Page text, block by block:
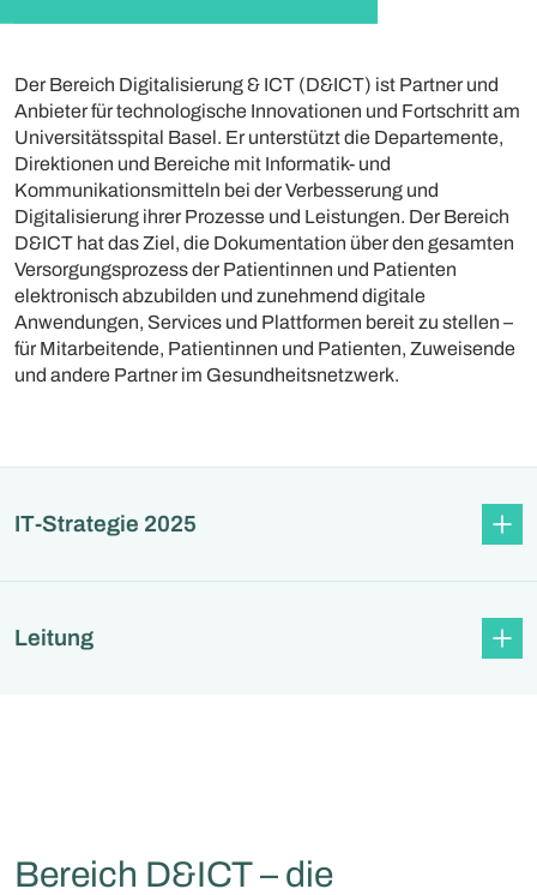
Der Bereich Digitalisierung & ICT (D&ICT) ist Partner und
Anbieter für technologische Innovationen und Fortschritt am
Universitätsspital Basel. Er unterstützt die Departemente,
Direktionen und Bereiche mit Informatik- und
Kommunikationsmitteln bei der Verbesserung und
Digitalisierung ihrer Prozesse und Leistungen. Der Bereich
D&ICT hat das Ziel, die Dokumentation über den gesamten
Versorgungsprozess der Patientinnen und Patienten
elektronisch abzubilden und zunehmend digitale
Anwendungen, Services und Plattformen bereit zu stellen –
für Mitarbeitende, Patientinnen und Patienten, Zuweisende
und andere Partner im Gesundheitsnetzwerk.
IT-Strategie 2025
Leitung
Bereich D&ICT – die